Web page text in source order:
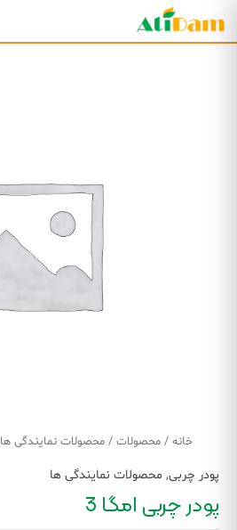
خانه / محصولات / محصولات نمایندگی ها
پودر چربی, محصولات نمایندگی ها
پودر چربی امگا 3